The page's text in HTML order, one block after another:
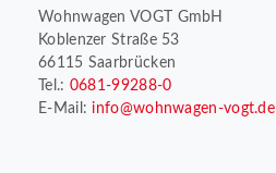
Wohnwagen VOGT GmbH
Koblenzer Straße 53
66115 Saarbrücken
Tel.: 0681-99288-0
E-Mail: info@wohnwagen-vogt.de